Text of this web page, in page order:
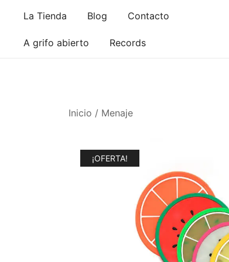
contenido
La Tienda Blog Contacto
A grifo abierto Records
Inicio / Menaje
¡OFERTA!